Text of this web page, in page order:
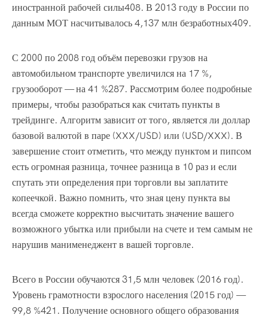
иностранной рабочей силы408. В 2013 году в России по
данным МОТ насчитывалось 4,137 млн безработных409.
С 2000 по 2008 год объём перевозки грузов на
автомобильном транспорте увеличился на 17 %,
грузооборот — на 41 %287. Рассмотрим более подробные
примеры, чтобы разобраться как считать пункты в
трейдинге. Алгоритм зависит от того, является ли доллар
базовой валютой в паре (XXX/USD) или (USD/XXX). В
завершение стоит отметить, что между пунктом и пипсом
есть огромная разница, точнее разница в 10 раз и если
спутать эти определения при торговли вы заплатите
копеечкой. Важно помнить, что зная цену пункта вы
всегда сможете корректно высчитать значение вашего
возможного убытка или прибыли на счете и тем самым не
нарушив манименеджент в вашей торговле.
Всего в России обучаются 31,5 млн человек (2016 год).
Уровень грамотности взрослого населения (2015 год) —
99,8 %421. Получение основного общего образования